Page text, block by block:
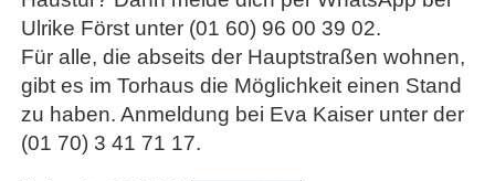
Ulrike Först unter (01 60) 96 00 39 02.
Für alle, die abseits der Hauptstraßen wohnen,
gibt es im Torhaus die Möglichkeit einen Stand
zu haben. Anmeldung bei Eva Kaiser unter der
(01 70) 3 41 71 17.